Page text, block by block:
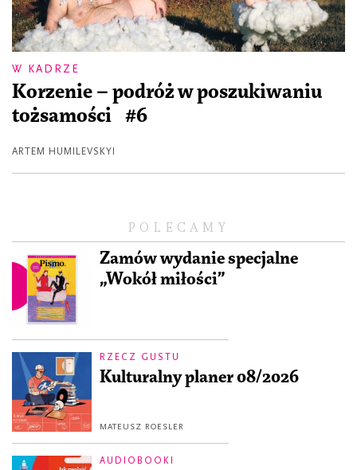
POLECAMY
Zamów wydanie specjalne
„Wokół miłości”
RZECZ GUSTU
Kulturalny planer 08/2026
MATEUSZ ROESLER
AUDIOBOOKI
W KADRZE
Korzenie – podróż w poszukiwaniu
tożsamości #6
ARTEM HUMILEVSKYI